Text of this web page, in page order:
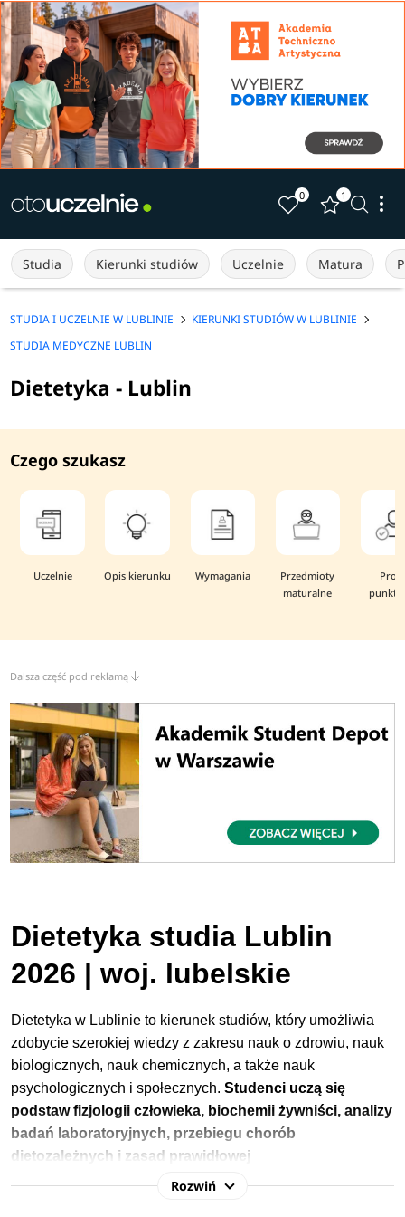
0 1
Studia Kierunki studiów Uczelnie Matura
STUDIA I UCZELNIE W LUBLINIE
KIERUNKI STUDIÓW W LUBLINIE
STUDIA MEDYCZNE LUBLIN
Dietetyka - Lublin
Czego szukasz
Uczelnie Opis kierunku Wymagania
Przedmioty
maturalne
Dalsza część pod reklamą
Dietetyka studia Lublin
2026 | woj. lubelskie
Dietetyka w Lublinie to kierunek studiów, który umożliwia
zdobycie szerokiej wiedzy z zakresu nauk o zdrowiu, nauk
biologicznych, nauk chemicznych, a także nauk
psychologicznych i społecznych. Studenci uczą się
podstaw fizjologii człowieka, biochemii żywniści, analizy
badań laboratoryjnych, przebiegu chorób
dietozależnych i zasad prawidłowej
Dzięki interdyscyplinarnej wiedzy
Rozwiń